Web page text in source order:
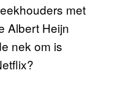
met
Albert Heijn
nek om is